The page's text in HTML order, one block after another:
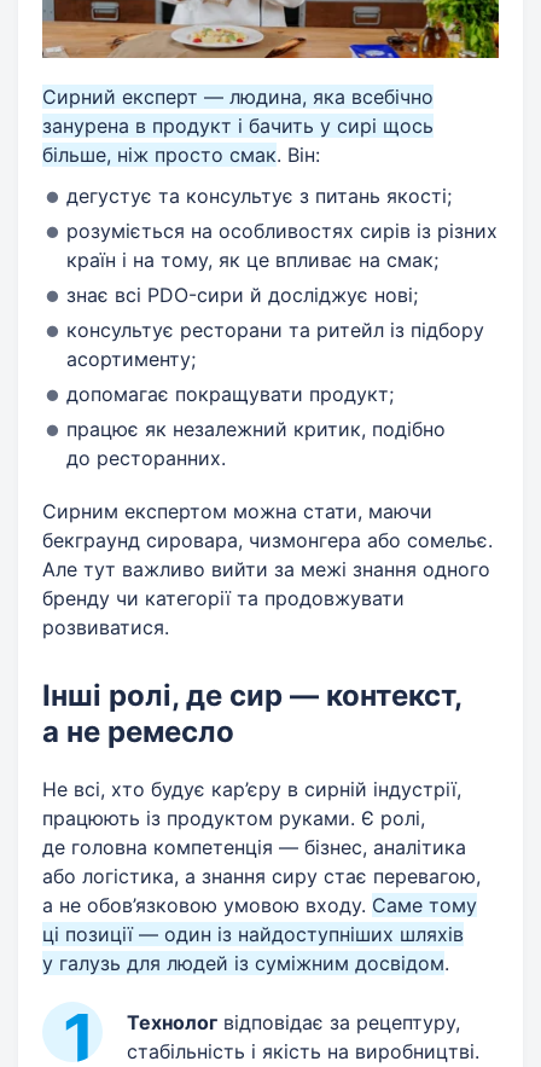
Сирний експерт — людина, яка всебічно
занурена в продукт і бачить у сирі щось
більше, ніж просто смак. Він:
дегустує та консультує з питань якості;
розуміється на особливостях сирів із різних
країн і на тому, як це впливає на смак;
знає всі PDO-сири й досліджує нові;
консультує ресторани та ритейл із підбору
асортименту;
допомагає покращувати продукт;
працює як незалежний критик, подібно
до ресторанних.
Сирним експертом можна стати, маючи
бекграунд сировара, чизмонгера або сомельє.
Але тут важливо вийти за межі знання одного
бренду чи категорії та продовжувати
розвиватися.
Інші ролі, де сир — контекст,
а не ремесло
Не всі, хто будує кар’єру в сирній індустрії,
працюють із продуктом руками. Є ролі,
де головна компетенція — бізнес, аналітика
або логістика, а знання сиру стає перевагою,
а не обов’язковою умовою входу. Саме тому
ці позиції — один із найдоступніших шляхів
у галузь для людей із суміжним досвідом.
Технолог відповідає за рецептуру,
стабільність і якість на виробництві.